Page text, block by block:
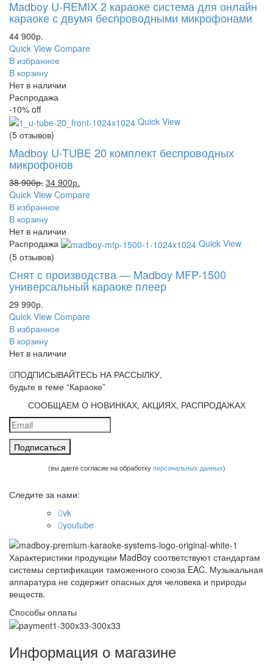
Madboy U-REMIX 2 караоке система для онлайн
караоке с двумя беспроводными микрофонами
44 900р.
Quick View Compare
В избранное
В корзину
Нет в наличии
Распродажа
-10% off
Quick View
(5 отзывов)
Madboy U-TUBE 20 комплект беспроводных
микрофонов
38 900р. 34 900р.
Quick View Compare
В избранное
В корзину
Нет в наличии
Распродажа
Quick View
(5 отзывов)
Снят с производства — Madboy MFP-1500
универсальный караоке плеер
29 990р.
Quick View Compare
В избранное
В корзину
Нет в наличии
ПОДПИСЫВАЙТЕСЬ НА РАССЫЛКУ,
будьте в теме “Караоке”
СООБЩАЕМ О НОВИНКАХ, АКЦИЯХ, РАСПРОДАЖАХ
(вы даете согласие на обработку персональных данных)
Следите за нами:
vk
youtube
Характеристики продукции MadBoy соответствуют стандартам
системы сертификации таможенного союза EAC. Музыкальная
аппаратура не содержит опасных для человека и природы
веществ.
Способы оплаты
Информация о магазине